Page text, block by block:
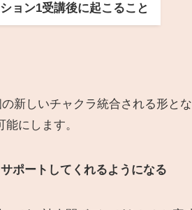
ョン1受講後に起こること
新しいチャクラ統合される形と
にします。
ポートしてくれるようになる